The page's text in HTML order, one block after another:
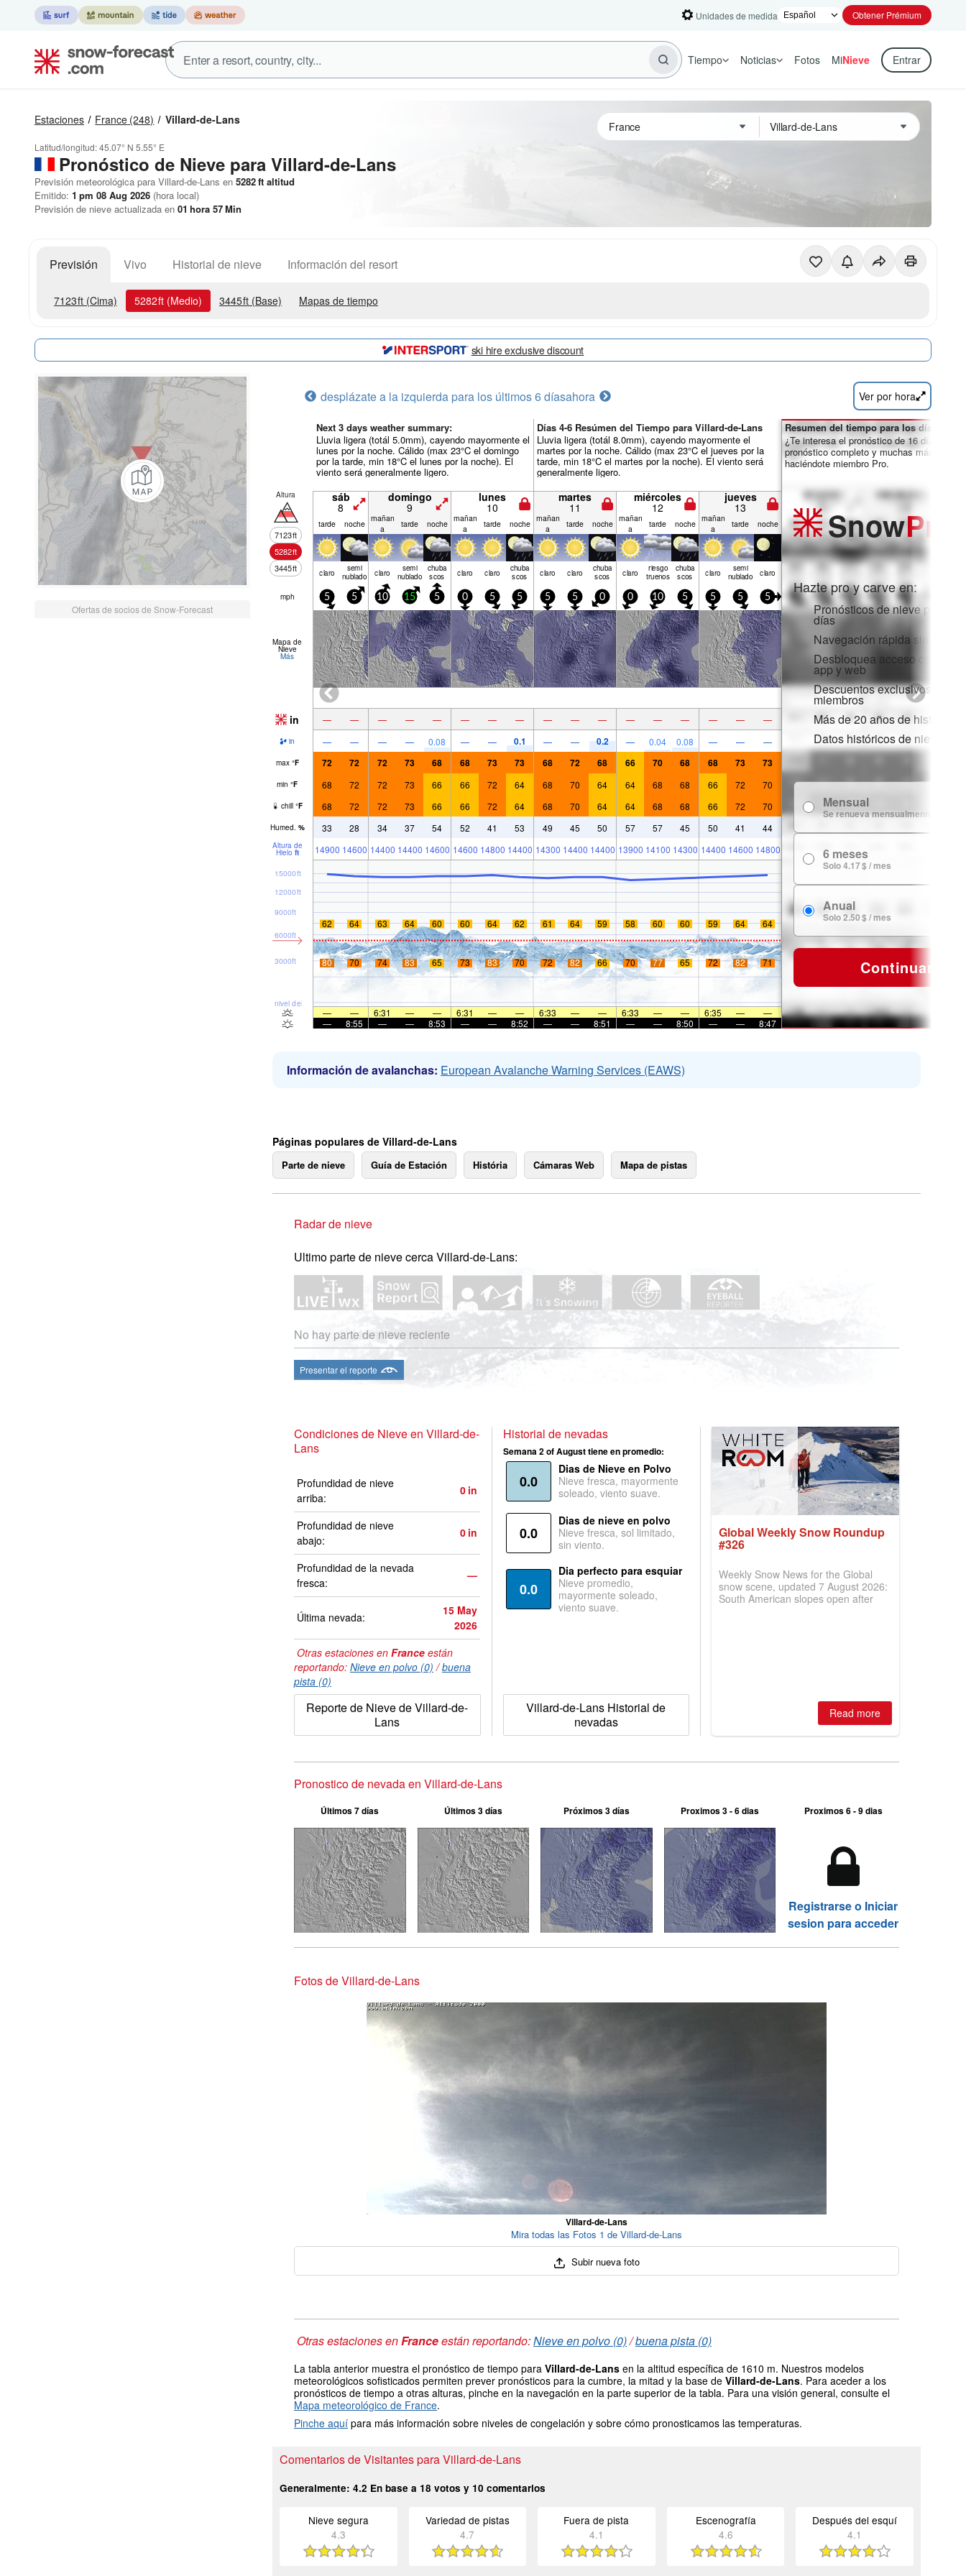
Unidades de medida Obtener Prémium
Tiempo Noticias Fotos MiNieve Entrar
Estaciones France (248) Villard-de-Lans
Latitud/longitud:45.07° N 5.55° E
Pronóstico de Nieve para Villard-de-Lans
Previsión meteorológica para Villard-de-Lans en 5282ft altitud
Emitido: 1 pm 08 Aug 2026 (hora local)
Previsión de nieve actualizada en 01 hora 57Min
Previsión Vivo Historial de nieve Información del resort
7123ft (Cima) 5282ft (Medio) 3445ft (Base) Mapas de tiempo
ski hire exclusive discount
Ofertas de socios de Snow-Forecast
desplázate a la izquierda para los últimos 6 díasahora Ver por hora
Next 3 days weather summary:
Lluvia ligera (totál 5.0mm), cayendo mayormente el
lunes por la noche. Cálido (max 23°C el domingo
por la tarde, min 18°C el lunes por la noche). El
viento será generalmente ligero.
Días 4-6 Resúmen del Tiempo para Villard-de-Lans
Lluvia ligera (totál 8.0mm), cayendo mayormente el
martes por la noche. Cálido (max 23°C el jueves por la
tarde, min 18°C el martes por la noche). El viento será
generalmente ligero.
Altura
7123ft
5282ft
3445ft
sáb
8
domingo
9
lunes
10
martes
11
miércoles
12
jueves
13
tarde noche mañan
a
tarde noche mañan
a
tarde noche mañan
a
tarde noche mañan
a
tarde noche mañan
a
tarde noche
claro semi
nublado claro semi
nublado
chuba
scos claro claro chuba
scos claro claro chuba
scos claro riesgo
truenos
chuba
scos claro semi
nublado claro
mph 5 5 10 15 5 0 5 5 5 5 0 0 10 5 5 5 5
Mapa de
Nieve
Más
in — — — — — — — — — — — — — — — — —
in — — — — 0.08 — — 0.1 — — 0.2 — 0.04 0.08 — — —
max °F 72 72 72 73 68 68 73 73 68 72 68 66 70 68 68 73 73
min °F 68 72 72 73 66 66 72 64 68 70 64 64 68 68 66 72 70
chill °F 68 72 72 73 66 66 72 64 68 70 64 64 68 68 66 72 70
Humed. % 33 28 34 37 54 52 41 53 49 45 50 57 57 45 50 41 44
Altura de
Hielo ft 14900 14600 14400 14400 14600 14600 14800 14400 14300 14400 14400 13900 14100 14300 14400 14600 14800
nivel del mar
3000ft
6000ft
9000ft
12000ft
15000ft
62 64 63 64 60 60 64 62 61 64 59 58 60 60 59 64 64
80 70 74 83 65 73 83 70 72 82 66 70 77 65 72 82 71
— — 6:31 — — 6:31 — — 6:33 — — 6:33 — — 6:35 —
—
—
8:55 — — 8:53 — — 8:52 — — 8:51 — — 8:50 — — 8:47
Resumen del tiempo para los días 7-16:
¿Te interesa el pronóstico de 16 días?
pronóstico completo y muchas más
haciéndote miembro Pro.
SnowPro
Hazte pro y carve en:
Pronósticos de nieve por
días
Navegación rápida sin
Desbloquea acceso
app y web
Descuentos exclusivos para
miembros
Más de 20 años de historial
Datos históricos de nieve
Mensual
Se renueva mensualmente
6 meses
Solo 4.17 $ / mes
Anual
Solo 2.50 $ / mes
Continuar
Información de avalanchas: European Avalanche Warning Services (EAWS)
Páginas populares de Villard-de-Lans
Parte de nieve Guía de Estación História Cámaras Web Mapa de pistas
Radar de nieve
Ultimo parte de nieve cerca Villard-de-Lans:
No hay parte de nieve reciente
Presentar el reporte
Condiciones de Nieve en Villard-de-
Lans
Profundidad de nieve
arriba:
0 in
Profundidad de nieve
abajo:
0 in
Profundidad de la nevada
fresca:
—
Última nevada:
15 May
2026
Otras estaciones en France están
reportando: Nieve en polvo (0) /buena
pista (0)
Reporte de Nieve de Villard-de-
Lans
Historial de nevadas
Semana 2 of August tiene en promedio:
0.0
Dias de Nieve en Polvo
Nieve fresca, mayormente
soleado, viento suave.
0.0
Dias de nieve en polvo
Nieve fresca, sol limitado,
sin viento.
0.0
Dia perfecto para esquiar
Nieve promedio,
mayormente soleado,
viento suave.
Villard-de-Lans Historial de
nevadas
Global Weekly Snow Roundup
#326
Weekly Snow News for the Global
snow scene, updated 7 August 2026:
South American slopes open after
Read more
Pronostico de nevada en Villard-de-Lans
Últimos 7 días Últimos 3 días Próximos 3 días Proximos 3 - 6 dias Proximos 6 - 9 dias
Registrarse o Iniciar
sesion para acceder
Fotos de Villard-de-Lans
Villard-de-Lans
Mira todas las Fotos 1 de Villard-de-Lans
Subir nueva foto
Otras estaciones enFranceestán reportando:Nieve en polvo (0)/buena pista (0)
La tabla anterior muestra el pronóstico de tiempo para Villard-de-Lans en la altitud específica de 1610 m. Nuestros modelos
meteorológicos sofisticados permiten prever pronósticos para la cumbre, la mitad y la base de Villard-de-Lans. Para aceder a los
pronósticos de tiempo a otras alturas, pinche en la navegación en la parte superior de la tabla. Para una visión general, consulte el
Mapa meteorológico de France.
Pinche aquí para más información sobre niveles de congelación y sobre cómo pronosticamos las temperaturas.
Comentarios de Visitantes para Villard-de-Lans
Generalmente: 4.2 En base a 18 votos y 10 comentarios
Nieve segura
4.3
Variedad de pistas
4.7
Fuera de pista
4.1
Escenografía
4.6
Después del esquí
4.1